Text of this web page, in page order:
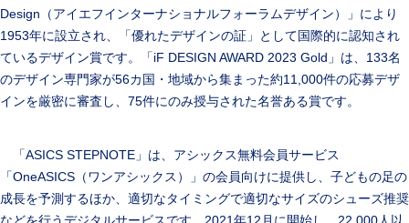
Design（アイエフインターナショナルフォーラムデザイン）」により
1953年に設立され、「優れたデザインの証」として国際的に認知され
ているデザイン賞です。「iF DESIGN AWARD 2023 Gold」は、133名
のデザイン専門家が56カ国・地域から集まった約11,000件の応募デザ
インを厳密に審査し、75件にのみ授与された名誉ある賞です。
「ASICS STEPNOTE」は、アシックス無料会員サービス
「OneASICS（ワンアシックス）」の会員向けに提供し、子どもの足の
成長を予測するほか、適切なタイミングで適切なサイズのシューズ推奨
などを行うデジタルサービスです。2021年12月に開始し、22,000人以